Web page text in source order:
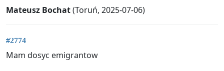
Mateusz Bochat(Toruń, 2025-07-06)
#2774
Mam dosyc emigrantow